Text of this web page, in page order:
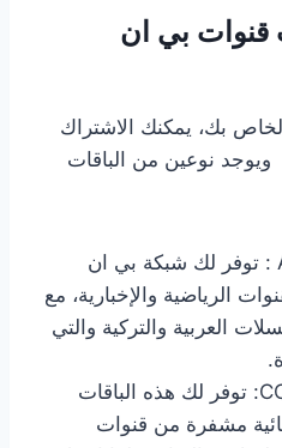
قنوات بي ان
بك، يمكنك الاشتراك
نوعين من الباقات
باقة اشتراكACCESS : توفر لك شبكة بي ان
الرياضية والإخبارية، مع
العربية والتركية والتي
باقة اشتراكCOMPLET: توفر لك هذه الباقات
قناة فضائية مشفرة من قنوات